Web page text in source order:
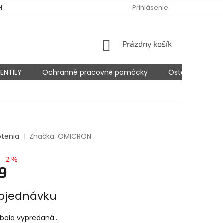
PODMIENKY PODMIENKY OCHRANY OSOBNÝCH ÚDAJOV
Prihlásenie
NÁKUPNÝ
Prázdny košík
Ochranné pracovné pomôcky Ostatné
Značka: OMICRON
–2 %
vypredaná…